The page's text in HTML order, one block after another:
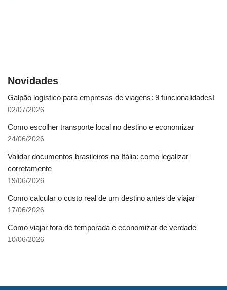
Novidades
Galpão logístico para empresas de viagens: 9 funcionalidades!
02/07/2026
Como escolher transporte local no destino e economizar
24/06/2026
Validar documentos brasileiros na Itália: como legalizar
corretamente
19/06/2026
Como calcular o custo real de um destino antes de viajar
17/06/2026
Como viajar fora de temporada e economizar de verdade
10/06/2026